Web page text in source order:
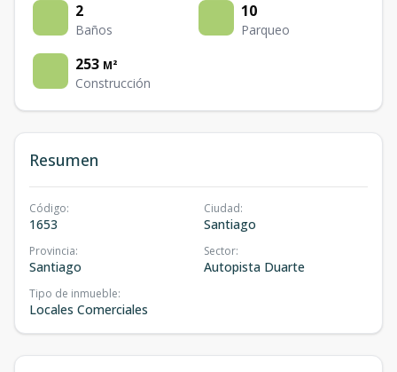
2
Baños
10
Parqueo
253 M²
Construcción
Resumen
Código:
1653
Ciudad:
Santiago
Provincia:
Santiago
Sector:
Autopista Duarte
Tipo de inmueble:
Locales Comerciales